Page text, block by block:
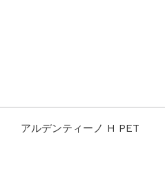
アルデンティーノ H PET